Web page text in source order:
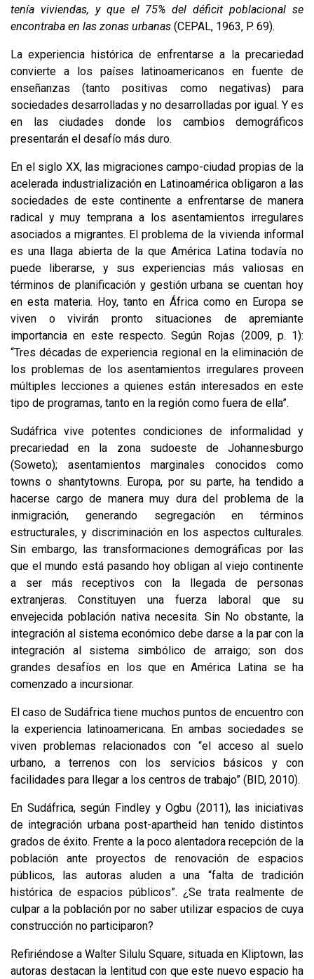
tenía viviendas, y que el 75% del déficit poblacional se
encontraba en las zonas urbanas (CEPAL, 1963, P. 69).
La experiencia histórica de enfrentarse a la precariedad
convierte a los países latinoamericanos en fuente de
enseñanzas (tanto positivas como negativas) para
sociedades desarrolladas y no desarrolladas por igual. Y es
en las ciudades donde los cambios demográficos
presentarán el desafío más duro.
En el siglo XX, las migraciones campo-ciudad propias de la
acelerada industrialización en Latinoamérica obligaron a las
sociedades de este continente a enfrentarse de manera
radical y muy temprana a los asentamientos irregulares
asociados a migrantes. El problema de la vivienda informal
es una llaga abierta de la que América Latina todavía no
puede liberarse, y sus experiencias más valiosas en
términos de planificación y gestión urbana se cuentan hoy
en esta materia. Hoy, tanto en África como en Europa se
viven o vivirán pronto situaciones de apremiante
importancia en este respecto. Según Rojas (2009, p. 1):
“Tres décadas de experiencia regional en la eliminación de
los problemas de los asentamientos irregulares proveen
múltiples lecciones a quienes están interesados en este
tipo de programas, tanto en la región como fuera de ella”.
Sudáfrica vive potentes condiciones de informalidad y
precariedad en la zona sudoeste de Johannesburgo
(Soweto); asentamientos marginales conocidos como
towns o shantytowns. Europa, por su parte, ha tendido a
hacerse cargo de manera muy dura del problema de la
inmigración, generando segregación en términos
estructurales, y discriminación en los aspectos culturales.
Sin embargo, las transformaciones demográficas por las
que el mundo está pasando hoy obligan al viejo continente
a ser más receptivos con la llegada de personas
extranjeras. Constituyen una fuerza laboral que su
envejecida población nativa necesita. Sin No obstante, la
integración al sistema económico debe darse a la par con la
integración al sistema simbólico de arraigo; son dos
grandes desafíos en los que en América Latina se ha
comenzado a incursionar.
El caso de Sudáfrica tiene muchos puntos de encuentro con
la experiencia latinoamericana. En ambas sociedades se
viven problemas relacionados con “el acceso al suelo
urbano, a terrenos con los servicios básicos y con
facilidades para llegar a los centros de trabajo” (BID, 2010).
En Sudáfrica, según Findley y Ogbu (2011), las iniciativas
de integración urbana post-apartheid han tenido distintos
grados de éxito. Frente a la poco alentadora recepción de la
población ante proyectos de renovación de espacios
públicos, las autoras aluden a una “falta de tradición
histórica de espacios públicos”. ¿Se trata realmente de
culpar a la población por no saber utilizar espacios de cuya
construcción no participaron?
Refiriéndose a Walter Silulu Square, situada en Kliptown, las
autoras destacan la lentitud con que este nuevo espacio ha